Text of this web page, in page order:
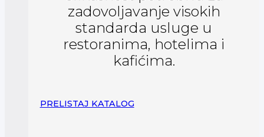
zadovoljavanje visokih
standarda usluge u
restoranima, hotelima i
kafićima.
PRELISTAJ KATALOG